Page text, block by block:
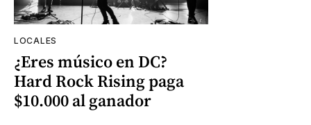
LOCALES
¿Eres músico en DC?
Hard Rock Rising paga
$10.000 al ganador